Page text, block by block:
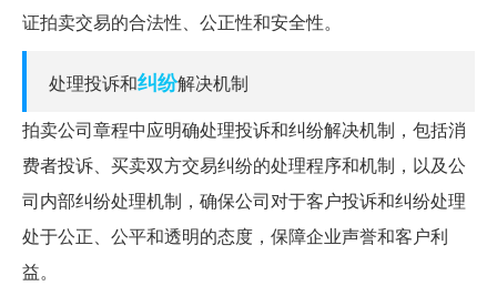
证拍卖交易的合法性、公正性和安全性。
处理投诉和纠纷解决机制
拍卖公司章程中应明确处理投诉和纠纷解决机制，包括消
费者投诉、买卖双方交易纠纷的处理程序和机制，以及公
司内部纠纷处理机制，确保公司对于客户投诉和纠纷处理
处于公正、公平和透明的态度，保障企业声誉和客户利
益。